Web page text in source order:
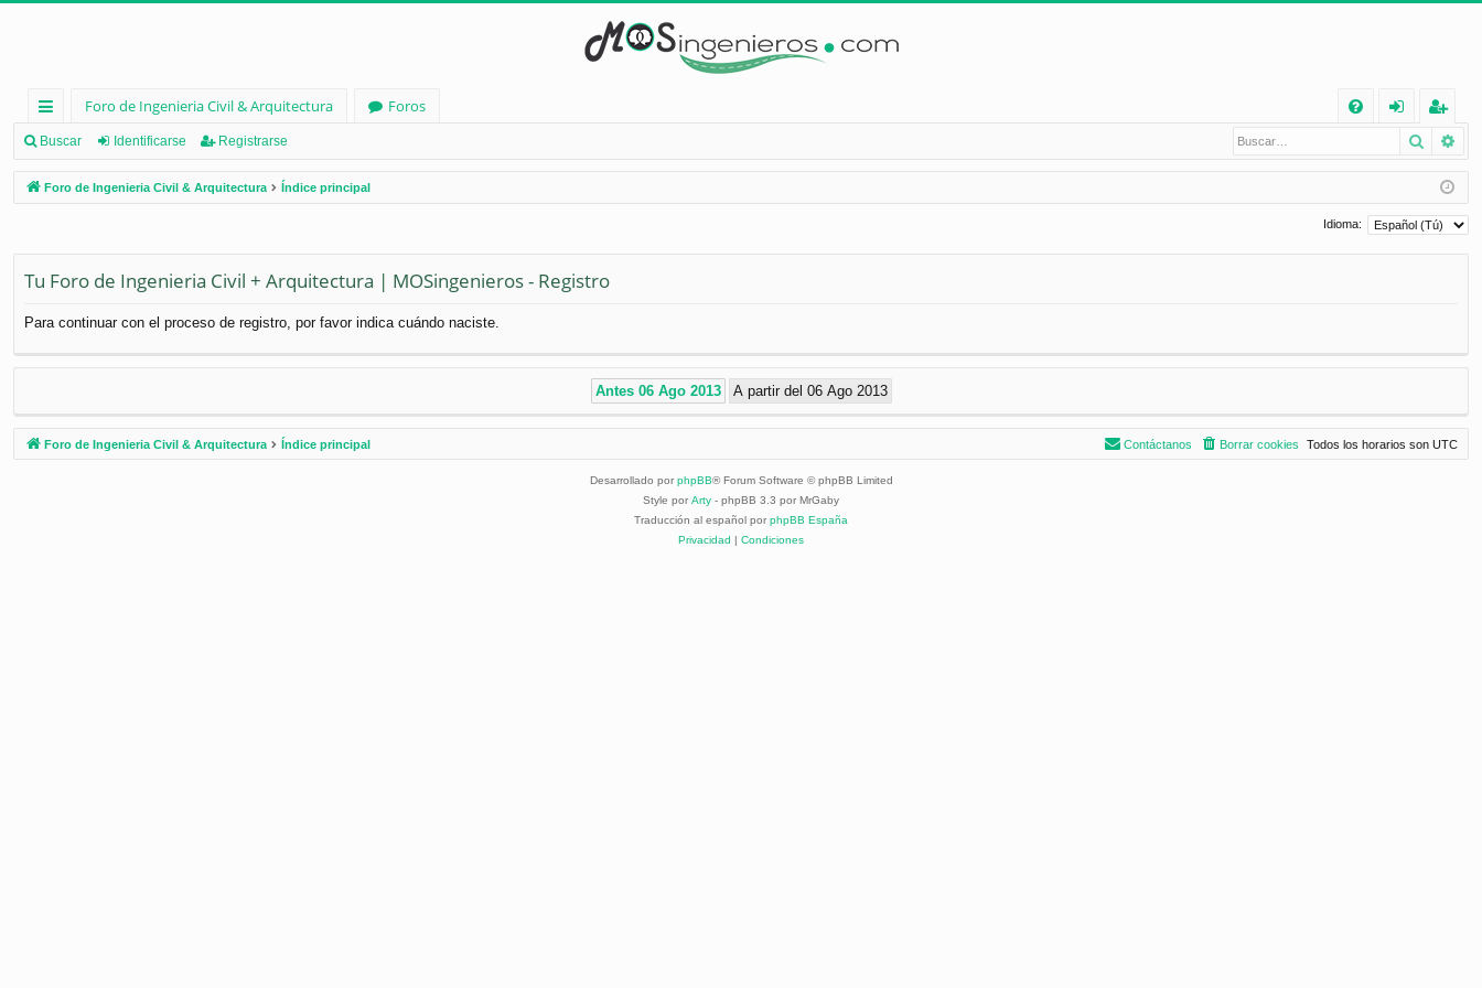
nl
ac
es
pi
Foro de Ingenieria Civil & Arquitectura
Foros
Q
nt
ifi
eg
ist
ra
Buscar Identificarse Registrarse Buscar
Foro de Ingenieria Civil & Arquitectura Índice principal
Idioma:
Tu Foro de Ingenieria Civil + Arquitectura | MOSingenieros - Registro
Para continuar con el proceso de registro, por favor indica cuándo naciste.
Foro de Ingenieria Civil & Arquitectura Índice principal Todos los horarios son UTC
Borrar cookies
Contáctanos
Desarrollado por phpBB® Forum Software © phpBB Limited
Style por Arty - phpBB 3.3 por MrGaby
Traducción al español por phpBB España
Privacidad | Condiciones